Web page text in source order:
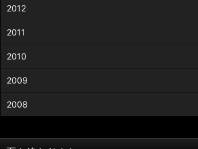
2012
2011
2010
2009
2008